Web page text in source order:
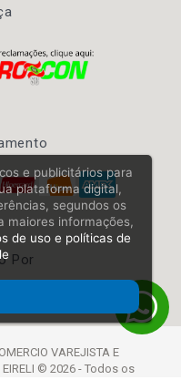
Por
VAREJISTA E
EIRELI © 2026 - Todos os
e publicitários para
plataforma digital,
segundos os
maiores informações,
de uso e políticas de